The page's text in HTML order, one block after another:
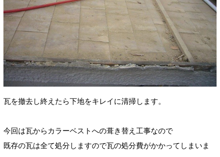
瓦を撤去し終えたら下地をキレイに清掃します。
今回は瓦からカラーベストへの葺き替え工事なので
既存の瓦は全て処分しますので瓦の処分費がかかってしまいま